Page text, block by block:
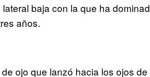
baja con la que ha
años.
ojo que lanzó hacia los ojos